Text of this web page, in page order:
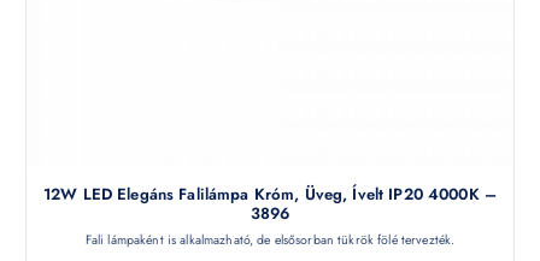
12W LED Elegáns Falilámpa Króm, Üveg, Ívelt IP20 4000K –
3896
Fali lámpaként is alkalmazható, de elsősorban tükrök fölé tervezték.